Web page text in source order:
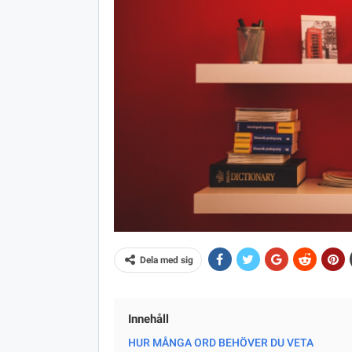
Dela med sig
Innehåll
HUR MÅNGA ORD BEHÖVER DU VETA